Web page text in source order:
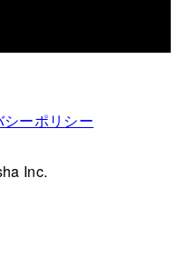
ーポリシー
Inc.